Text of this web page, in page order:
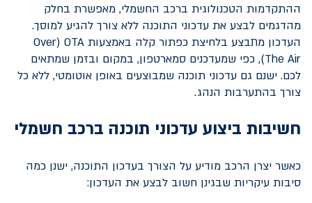
ההתקדמות הטכנולוגית ברכב החשמלי, מאפשרת בחלק
מהדגמים לבצע את עדכוני התוכנה ללא צורך להגיע למוסך.
העדכון מתבצע בלחיצת כפתור קלה באמצעות OTA
(
Over
The Air), כפי שמעדכנים סמארטפון, במקום ובזמן שמתאים
לכם. ישנם גם עדכוני תוכנה שמבוצעים באופן אוטומטי, ללא כל
צורך בהתערבות הנהג.
חשיבות ביצוע עדכוני תוכנה ברכב חשמלי
כאשר יצרן הרכב מודיע על הצורך בעדכון התוכנה, ישנן כמה
סיבות עיקריות שבגינן חשוב לבצע את העדכון: